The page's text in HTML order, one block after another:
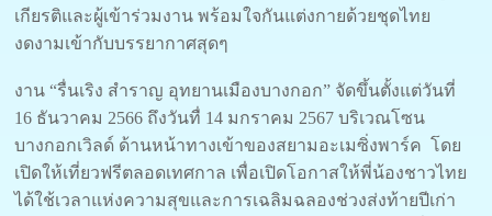
เกียรติและผู้เข้าร่วมงาน พร้อมใจกันแต่งกายด้วยชุดไทย
งดงามเข้ากับบรรยากาศสุดๆ
งาน “รื่นเริง สำราญ อุทยานเมืองบางกอก” จัดขึ้นตั้งแต่วันที่
16 ธันวาคม 2566 ถึงวันทื่ 14 มกราคม 2567 บริเวณโซน
บางกอกเวิลด์ ด้านหน้าทางเข้าของสยามอะเมซิ่งพาร์ค โดย
เปิดให้เที่ยวฟรีตลอดเทศกาล เพื่อเปิดโอกาสให้พี่น้องชาวไทย
ได้ใช้เวลาแห่งความสุขและการเฉลิมฉลองช่วงส่งท้ายปีเก่า